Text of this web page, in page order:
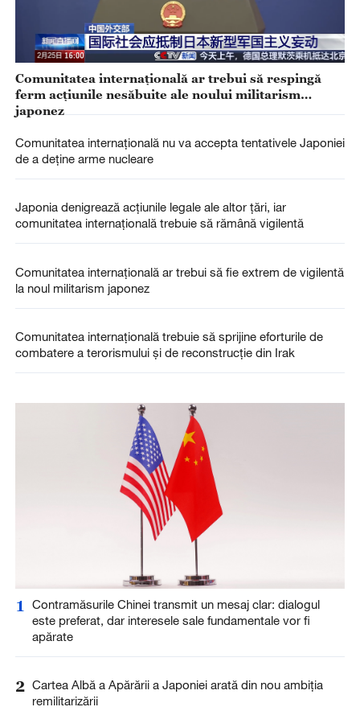
Comunitatea internațională ar trebui să respingă
ferm acțiunile nesăbuite ale noului militarism
japonez
Comunitatea internațională nu va accepta tentativele Japoniei
de a deține arme nucleare
Japonia denigrează acțiunile legale ale altor țări, iar
comunitatea internațională trebuie să rămână vigilentă
Comunitatea internațională ar trebui să fie extrem de vigilentă
la noul militarism japonez
Comunitatea internațională trebuie să sprijine eforturile de
combatere a terorismului și de reconstrucție din Irak
1
Contramăsurile Chinei transmit un mesaj clar: dialogul
este preferat, dar interesele sale fundamentale vor fi
apărate
2 Cartea Albă a Apărării a Japoniei arată din nou ambiția
remilitarizării